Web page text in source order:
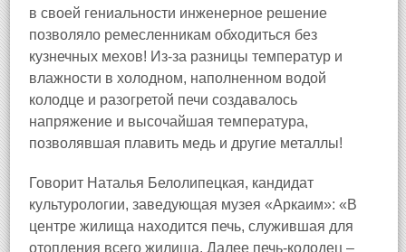
в своей гениальности инженерное решение
позволяло ремесленникам обходиться без
кузнечных мехов! Из-за разницы температур и
влажности в холодном, наполненном водой
колодце и разогретой печи создавалось
напряжение и высочайшая температура,
позволявшая плавить медь и другие металлы!
Говорит Наталья Белолипецкая, кандидат
культурологии, заведующая музея «Аркаим»: «В
центре жилища находится печь, служившая для
отопления всего жилища. Далее печь-колодец –